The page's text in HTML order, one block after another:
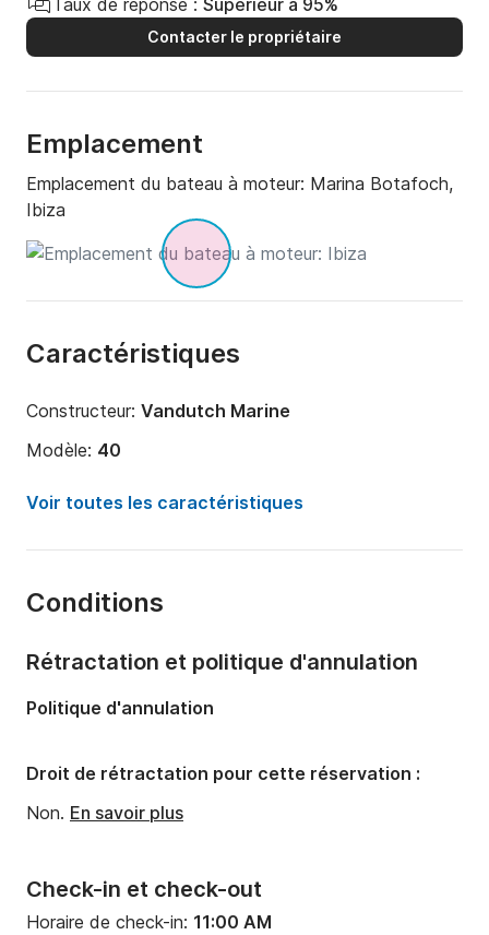
Taux de réponse : Supérieur à 95%
Contacter le propriétaire
Emplacement
Emplacement du bateau à moteur: Marina Botafoch,
Ibiza
Caractéristiques
Constructeur: Vandutch Marine
Modèle: 40
Puissance moteur:
480cv
Capacité à bord:
Nombre de cabines:
Voir toutes les caractéristiques
Conditions
Check-in et check-out
Horaire de check-in: 11:00 AM
Rétractation et politique d'annulation
Politique d'annulation
Droit de rétractation pour cette réservation :
Non. En savoir plus